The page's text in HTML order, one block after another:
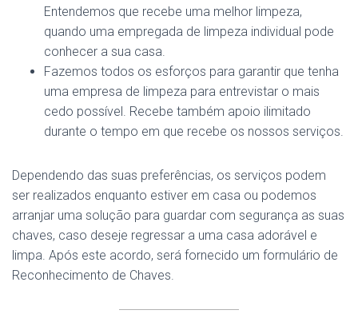
Entendemos que recebe uma melhor limpeza,
quando uma empregada de limpeza individual pode
conhecer a sua casa.
Fazemos todos os esforços para garantir que tenha
uma empresa de limpeza para entrevistar o mais
cedo possível. Recebe também apoio ilimitado
durante o tempo em que recebe os nossos serviços.
Dependendo das suas preferências, os serviços podem
ser realizados enquanto estiver em casa ou podemos
arranjar uma solução para guardar com segurança as suas
chaves, caso deseje regressar a uma casa adorável e
limpa. Após este acordo, será fornecido um formulário de
Reconhecimento de Chaves.